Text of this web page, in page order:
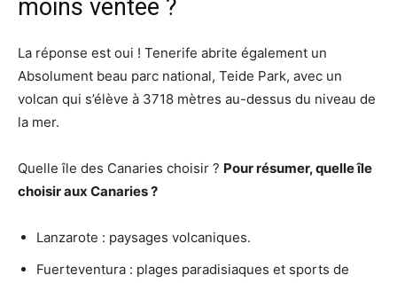
moins ventée ?
La réponse est oui ! Tenerife abrite également un
Absolument beau parc national, Teide Park, avec un
volcan qui s’élève à 3718 mètres au-dessus du niveau de
la mer.
Quelle île des Canaries choisir ? Pour résumer,quelle île
choisiraux Canaries?
Lanzarote : paysages volcaniques.
Fuerteventura : plages paradisiaques et sports de